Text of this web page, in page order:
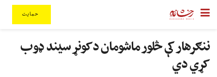
حمایت
ننګرهار کې څلور ماشومان د کونړ سیند ډوب
کړي دي